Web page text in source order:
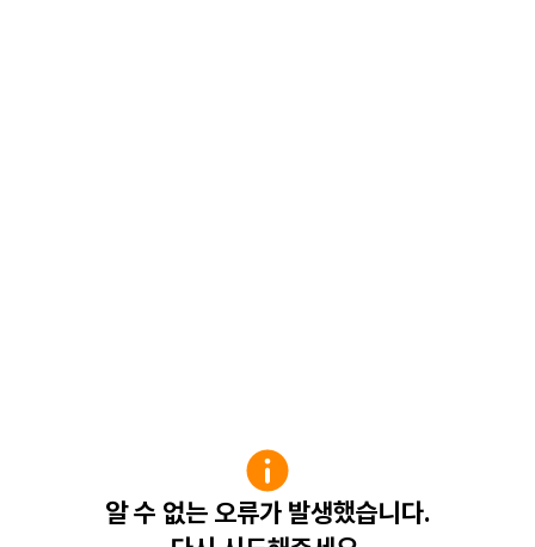
알 수 없는 오류가 발생했습니다.